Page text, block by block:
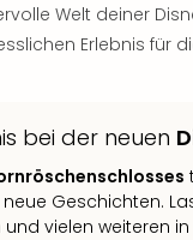
Welt deiner
Erlebnis für
bei der neuen
Geschichten.
und vielen weiteren